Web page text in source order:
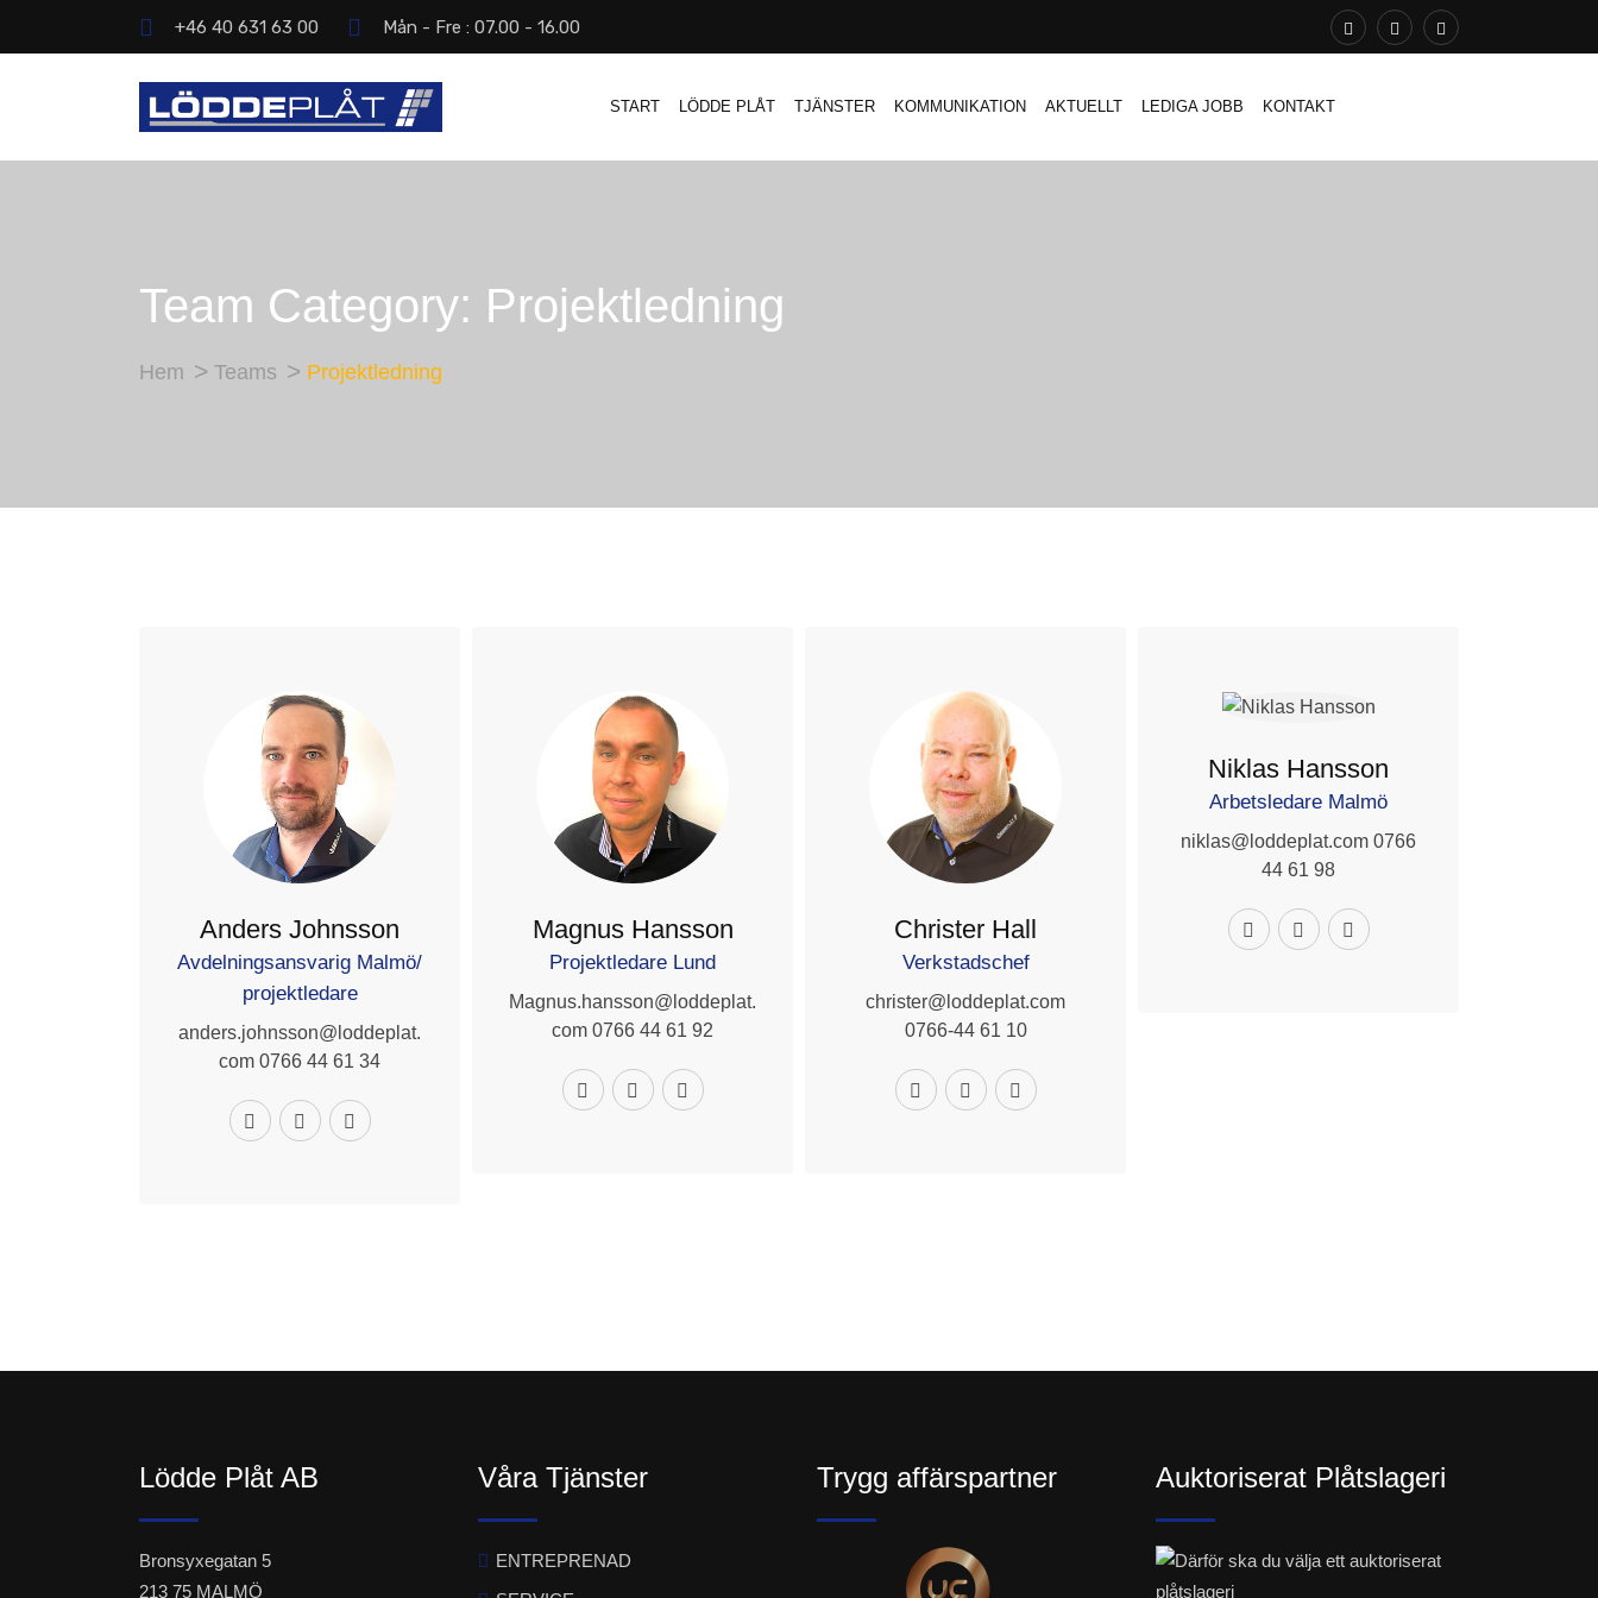
+46 40 631 63 00 Mån - Fre : 07.00 - 16.00
START LÖDDE PLÅT TJÄNSTER KOMMUNIKATION AKTUELLT LEDIGA JOBB KONTAKT
Team Category: Projektledning
Hem Teams Projektledning
Anders Johnsson
Avdelningsansvarig Malmö/
projektledare
anders.johnsson@loddeplat.
com 0766 44 61 34
Magnus Hansson
Projektledare Lund
Magnus.hansson@loddeplat.
com 0766 44 61 92
Christer Hall
Verkstadschef
christer@loddeplat.com
0766-44 61 10
Niklas Hansson
Arbetsledare Malmö
niklas@loddeplat.com 0766
44 61 98
Lödde Plåt AB
Bronsyxegatan 5
213 75 MALMÖ
Våra Tjänster
ENTREPRENAD
Trygg affärspartner Auktoriserat Plåtslageri